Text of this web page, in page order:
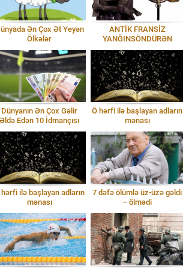
Ən Çox Ət Yeyən
Ölkələr
ANTİK FRANSİZ
YANĞINSÖNDÜRƏN
MASKALARI, 1875-Cİ İL.
Dünyanın Ən Çox Gəlir
Əldə Edən 10 İdmançısı
Ö hərfi ilə başlayan adların
mənası
ilə başlayan adların
mənası
7 dəfə ölümlə üz-üzə gəldi
– ölmədi